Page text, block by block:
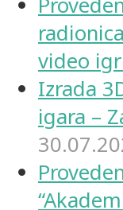
video
Izrada
igara –